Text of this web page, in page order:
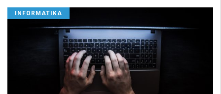
INFORMATIKA